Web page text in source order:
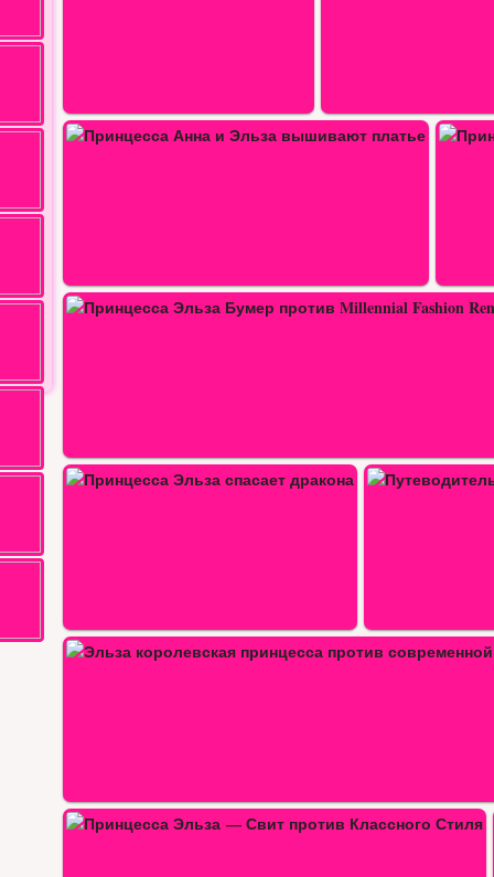
Принцесса Эльза в магазине…
Принцесса Эльза: День учителя
Путеводитель — принцесса…
Принцесса Эльза имеет билеты на…